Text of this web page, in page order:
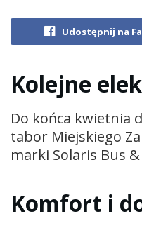
Udostępnij na
Kolejne
Do końca kwietnia
tabor Miejskiego
marki Solaris Bus &
Komfort i